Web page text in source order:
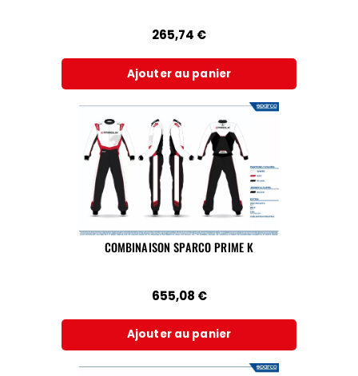
265,74 €
Ajouter au panier
COMBINAISON SPARCO PRIME K
655,08 €
Ajouter au panier